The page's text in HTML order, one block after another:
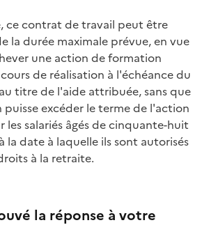
ce contrat de travail peut être
la durée maximale prévue, en vue
une action de formation
de réalisation à l'échéance du
titre de l'aide attribuée, sans que
excéder le terme de l'action
les salariés âgés de cinquante-huit
la date à laquelle ils sont autorisés
à la retraite.
la réponse à votre